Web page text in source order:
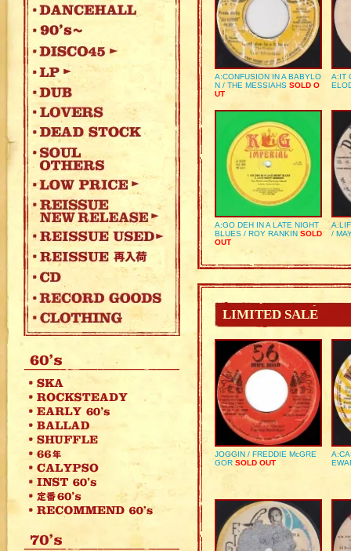
A:CONFUSION IN A BABYLO
N / THE MESSIAHS SOLD O
UT
A:IT
A:GO DEH IN A LATE NIGHT
BLUES / ROY RANKIN SOLD
OUT
/
LIMITED SALE
JOGGIN / FREDDIE McGRE
GOR SOLD OUT